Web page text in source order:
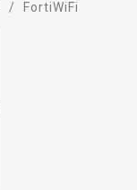
FortiWiFi